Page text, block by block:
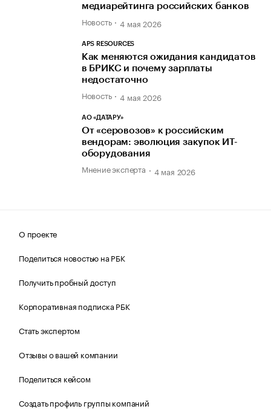
медиарейтинга российских банков
Новость 4 мая 2026
APS RESOURCES
Как меняются ожидания кандидатов
в БРИКС и почему зарплаты
недостаточно
Новость 4 мая 2026
АО «ДАТАРУ»
От «серовозов» к российским
вендорам: эволюция закупок ИТ-
оборудования
Мнение эксперта 4 мая 2026
О проекте
Поделиться новостью на РБК
Получить пробный доступ
Корпоративная подписка РБК
Стать экспертом
Отзывы о вашей компании
Поделиться кейсом
Создать профиль группы компаний